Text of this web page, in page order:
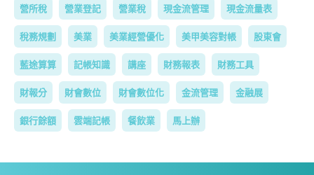
營所稅 營業登記 營業稅 現金流管理 現金流量表
稅務規劃 美業 美業經營優化 美甲美容對帳 股東會
藍途算算 記帳知識 講座 財務報表 財務工具
財報分 財會數位 財會數位化 金流管理 金融展
銀行餘額 雲端記帳 餐飲業 馬上辦